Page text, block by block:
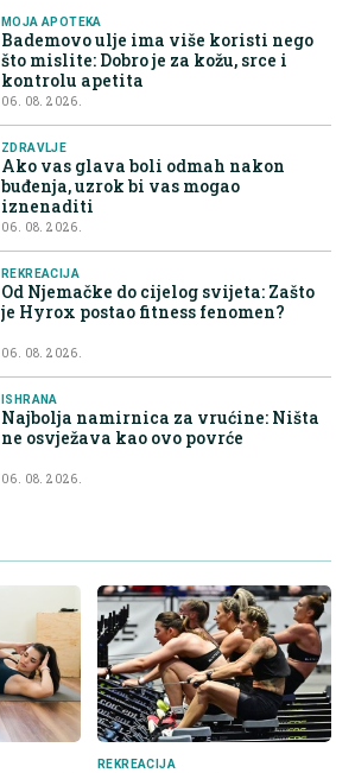
MOJA APOTEKA
Bademovo ulje ima više koristi nego
što mislite: Dobro je za kožu, srce i
kontrolu apetita
06. 08. 2026.
ZDRAVLJE
Ako vas glava boli odmah nakon
buđenja, uzrok bi vas mogao
iznenaditi
06. 08. 2026.
REKREACIJA
Od Njemačke do cijelog svijeta: Zašto
je Hyrox postao fitness fenomen?
06. 08. 2026.
ISHRANA
Najbolja namirnica za vrućine: Ništa
ne osvježava kao ovo povrće
06. 08. 2026.
REKREACIJA